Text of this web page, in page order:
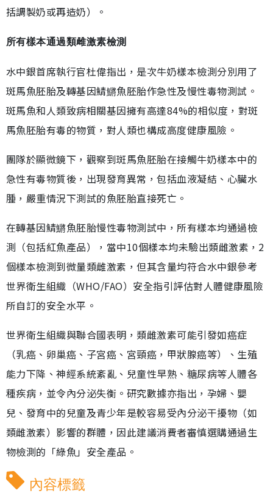
括調製奶或再造奶）。
所有樣本通過類雌激素檢測
水中銀首席執行官杜偉指出，是次牛奶樣本檢測分別用了
斑馬魚胚胎及轉基因鯖鱂魚胚胎作急性及慢性毒物測試。
斑馬魚和人類致病相關基因擁有高達84%的相似度，對斑
馬魚胚胎有毒的物質，對人類也構成高度健康風險。
團隊於顯微鏡下，觀察到斑馬魚胚胎在接觸牛奶樣本中的
急性有毒物質後，出現發育異常，包括血液凝結、心臟水
腫，嚴重情況下測試的魚胚胎直接死亡。
在轉基因鯖鱂魚胚胎慢性毒物測試中，所有樣本均通過檢
測（包括紅魚產品），當中10個樣本均未驗出類雌激素，2
個樣本檢測到微量類雌激素，但其含量均符合水中銀參考
世界衛生組織（WHO/FAO）安全指引評估對人體健康風險
所自訂的安全水平。
世界衛生組織與聯合國表明，類雌激素可能引發如癌症
（乳癌、卵巢癌、子宮癌、宮頸癌，甲狀腺癌等）、生殖
能力下降、神經系統紊亂、兒童性早熟、糖尿病等人體各
種疾病，並令內分泌失衡。研究數據亦指出，孕婦、嬰
兒、發育中的兒童及青少年是較容易受內分泌干擾物（如
類雌激素）影響的群體，因此建議消費者審慎選購通過生
物檢測的「綠魚」安全產品。
內容標籤